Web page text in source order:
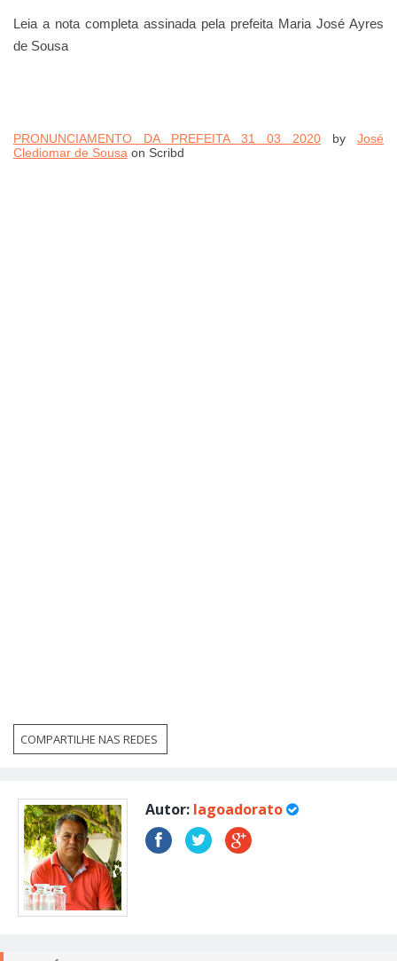
Leia a nota completa assinada pela prefeita Maria José Ayres
de Sousa
PRONUNCIAMENTO DA PREFEITA 31 03 2020 by José
Clediomar de Sousa on Scribd
COMPARTILHE NAS REDES
Autor: lagoadorato